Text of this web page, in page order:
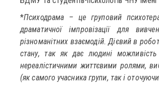
*Психодрама – це груповий
драматичної імпровізації для
різноманітних взаємодій. Дієвий в
стану, так як дає людині
нереалістичними життєвими ролями,
(як самого учасника групи, так і